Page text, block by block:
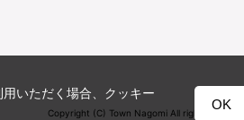
Copyright (C) Town Nagomi All rights reserved
いただく場合、クッキー
OK